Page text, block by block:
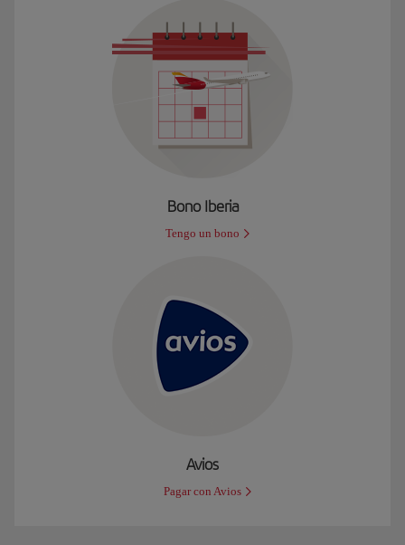
Bono Iberia
Tengo un bono
Avios
Pagar con Avios